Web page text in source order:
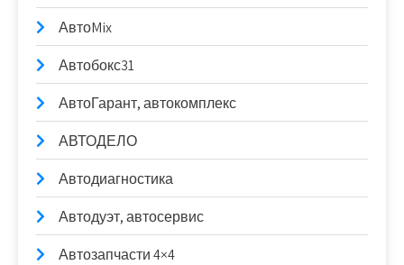
АвтоMix
Автобокс31
АвтоГарант, автокомплекс
АВТОДЕЛО
Автодиагностика
Автодуэт, автосервис
Автозапчасти 4×4